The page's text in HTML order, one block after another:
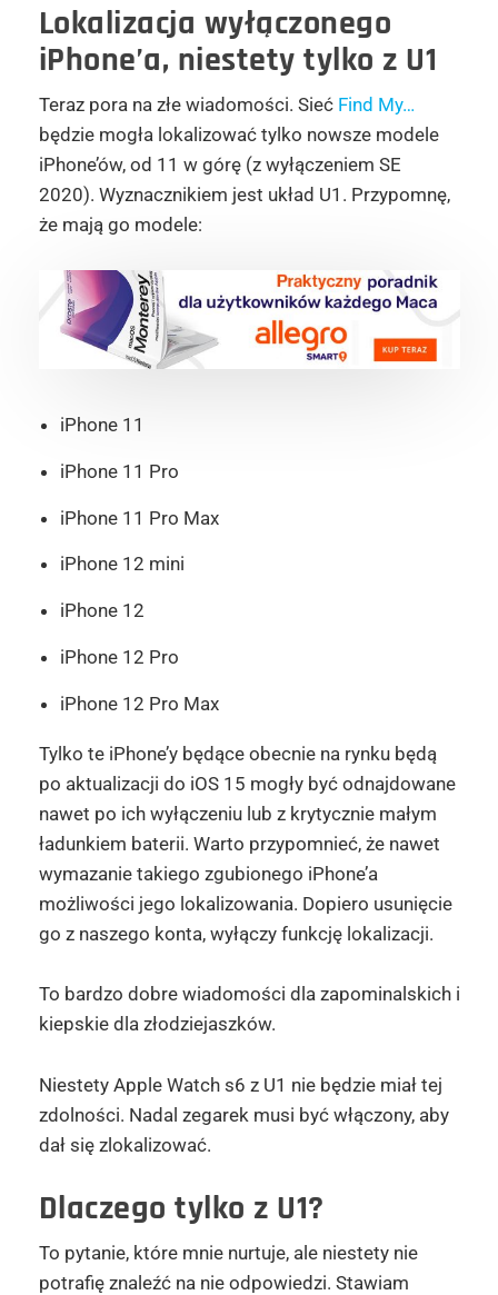
Lokalizacja wyłączonego
iPhone’a, niestety tylko z U1
Teraz pora na złe wiadomości. Sieć Find My…
będzie mogła lokalizować tylko nowsze modele
iPhone’ów, od 11 w górę (z wyłączeniem SE
2020). Wyznacznikiem jest układ U1. Przypomnę,
że mają go modele:
iPhone 11
iPhone 11 Pro
iPhone 11 Pro Max
iPhone 12 mini
iPhone 12
iPhone 12 Pro
iPhone 12 Pro Max
Tylko te iPhone’y będące obecnie na rynku będą
po aktualizacji do iOS 15 mogły być odnajdowane
nawet po ich wyłączeniu lub z krytycznie małym
ładunkiem baterii. Warto przypomnieć, że nawet
wymazanie takiego zgubionego iPhone’a
możliwości jego lokalizowania. Dopiero usunięcie
go z naszego konta, wyłączy funkcję lokalizacji.
To bardzo dobre wiadomości dla zapominalskich i
kiepskie dla złodziejaszków.
Niestety Apple Watch s6 z U1 nie będzie miał tej
zdolności. Nadal zegarek musi być włączony, aby
dał się zlokalizować.
Dlaczego tylko z U1?
To pytanie, które mnie nurtuje, ale niestety nie
potrafię znaleźć na nie odpowiedzi. Stawiam